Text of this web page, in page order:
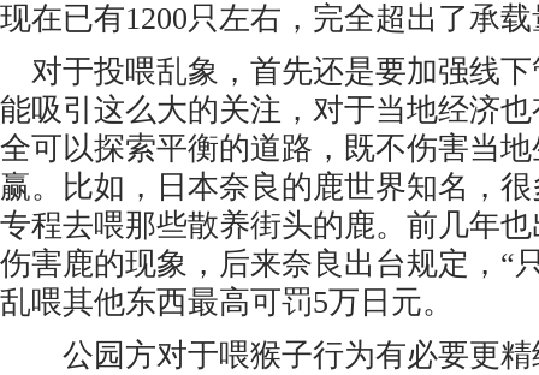
现在已有1200只左右，完全超出了承
对于投喂乱象，首先还是要加强线
能吸引这么大的关注，对于当地经济
全可以探索平衡的道路，既不伤害当
赢。比如，日本奈良的鹿世界知名，
专程去喂那些散养街头的鹿。前几年
伤害鹿的现象，后来奈良出台规定，“
乱喂其他东西最高可罚5万日元。
公园方对于喂猴子行为有必要更精